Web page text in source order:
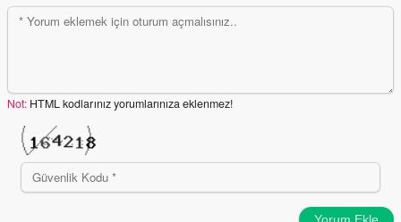
Not: HTML kodlarınız yorumlarınıza eklenmez!
Yorum Ekle